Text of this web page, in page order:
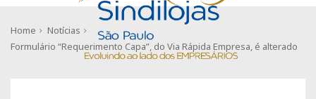
Home
Notícias
Formulário “Requerimento Capa”, do Via Rápida Empresa, é alterado